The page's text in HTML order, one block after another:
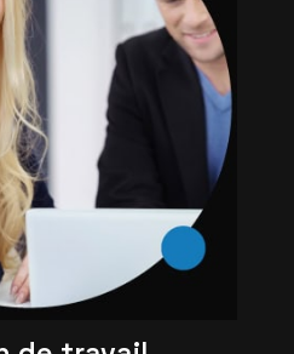
d’outils RH
service complet de
incluant la rédaction
RH, la mise en
et l’implantation de